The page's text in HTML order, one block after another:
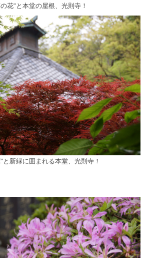
花”と本堂の屋根、光則寺！
と新緑に囲まれる本堂、光則寺！